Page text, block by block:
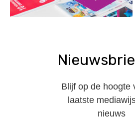
Blijf op de hoogte
laatste
nieuws